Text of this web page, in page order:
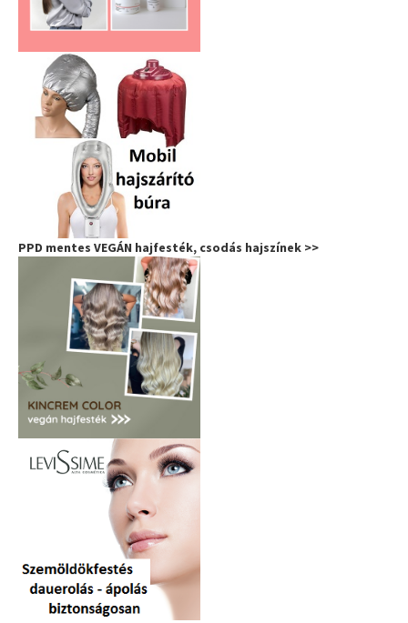
PPD mentes VEGÁN hajfesték, csodás hajszínek >>